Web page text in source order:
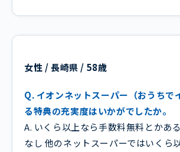
女性 / 長崎県 / 58歳
Q. イオンネットスーパー（おうちで
る特典の充実度はいかがでしたか。
A. いくら以上なら手数料無料とかあ
なし 他のネットスーパーではいくら